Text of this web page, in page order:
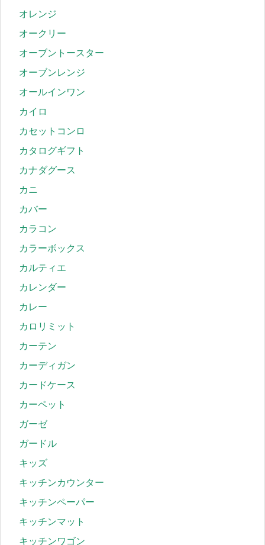
オレンジ
オークリー
オーブントースター
オーブンレンジ
オールインワン
カイロ
カセットコンロ
カタログギフト
カナダグース
カニ
カバー
カラコン
カラーボックス
カルティエ
カレンダー
カレー
カロリミット
カーテン
カーディガン
カードケース
カーペット
ガーゼ
ガードル
キッズ
キッチンカウンター
キッチンペーパー
キッチンマット
キッチンワゴン